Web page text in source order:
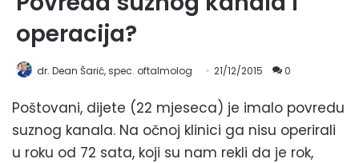
operacija?
dr. Dean Šarić, spec. oftalmolog 21/12/2015 0
Poštovani, dijete (22 mjeseca) je imalo povredu
suznog kanala. Na očnoj klinici ga nisu operirali
u roku od 72 sata, koji su nam rekli da je rok,